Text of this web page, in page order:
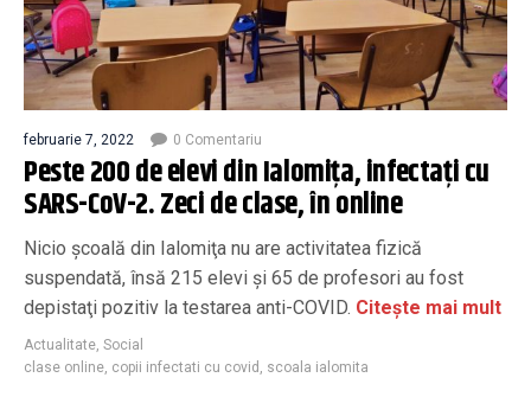
februarie 7, 2022 0 Comentariu
Peste 200 de elevi din Ialomiţa, infectaţi cu
SARS-CoV-2. Zeci de clase, în online
Nicio şcoală din Ialomiţa nu are activitatea fizică
suspendată, însă 215 elevi şi 65 de profesori au fost
depistaţi pozitiv la testarea anti-COVID. Citește mai mult
Actualitate, Social
clase online, copii infectati cu covid , scoala ialomita